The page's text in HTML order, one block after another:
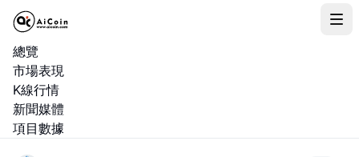
總覽
市場表現
K線行情
新聞媒體
項目數據